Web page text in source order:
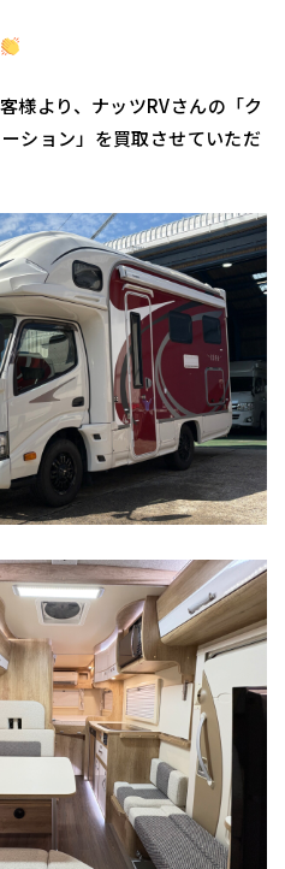
様より、ナッツRVさんの「ク
ション」を買取させていただ